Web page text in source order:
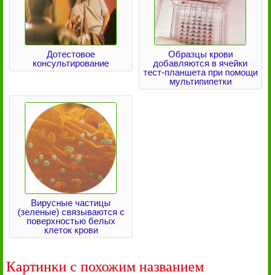
Дотестовое
консультирование
Образцы крови
добавляются в ячейки
тест-планшета при помощи
мультипипетки
Вирусные частицы
(зеленые) связываются с
поверхностью белых
клеток крови
Картинки с похожим названием